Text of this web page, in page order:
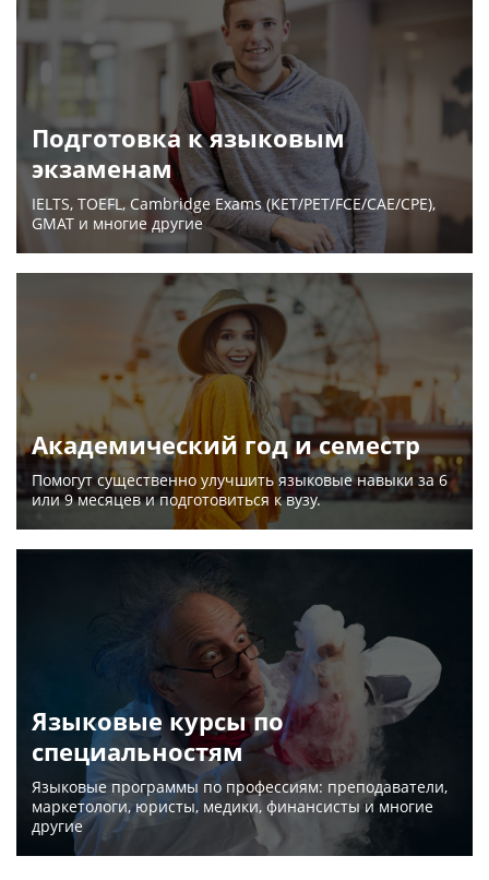
Подготовка к языковым
экзаменам
IELTS, TOEFL, Cambridge Exams (KET/PET/FCE/CAE/CPE),
GMAT и многие другие
Академический год и семестр
Помогут существенно улучшить языковые навыки за 6
или 9 месяцев и подготовиться к вузу.
Языковые курсы по
специальностям
Языковые программы по профессиям: преподаватели,
маркетологи, юристы, медики, финансисты и многие
другие